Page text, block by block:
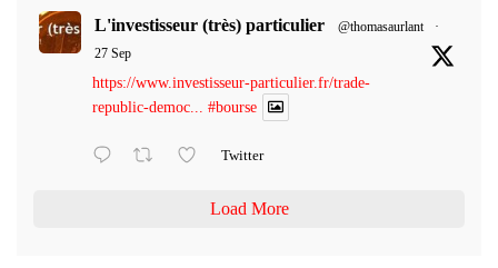
L'investisseur (très) particulier @thomasaurlant
·
27 Sep
https://www.investisseur-particulier.fr/trade-
republic-democ... #bourse
Twitter
Load More